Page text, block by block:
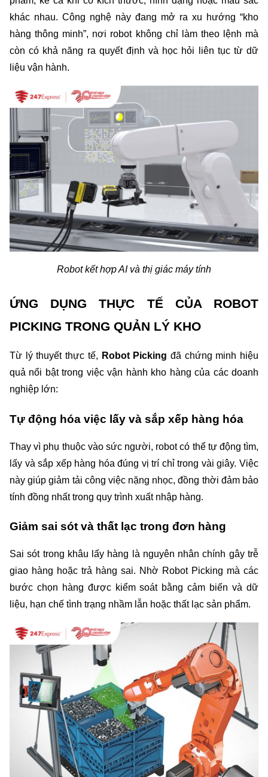
khác nhau. Công nghệ này đang mở ra xu hướng “kho
hàng thông minh”, nơi robot không chỉ làm theo lệnh mà
còn có khả năng ra quyết định và học hỏi liên tục từ dữ
liệu vận hành.
Robot kết hợp AI và thị giác máy tính
ỨNG DỤNG THỰC TẾ CỦA ROBOT
PICKING TRONG QUẢN LÝ KHO
Từ lý thuyết thực tế, Robot Picking đã chứng minh hiệu
quả nổi bật trong việc vận hành kho hàng của các doanh
nghiệp lớn:
Tự động hóa việc lấy và sắp xếp hàng hóa
Thay vì phụ thuộc vào sức người, robot có thể tự động tìm,
lấy và sắp xếp hàng hóa đúng vị trí chỉ trong vài giây. Việc
này giúp giảm tải công việc nặng nhọc, đồng thời đảm bảo
tính đồng nhất trong quy trình xuất nhập hàng.
Giảm sai sót và thất lạc trong đơn hàng
Sai sót trong khâu lấy hàng là nguyên nhân chính gây trễ
giao hàng hoặc trả hàng sai. Nhờ Robot Picking mà các
bước chọn hàng được kiểm soát bằng cảm biến và dữ
liệu, hạn chế tình trạng nhầm lẫn hoặc thất lạc sản phẩm.